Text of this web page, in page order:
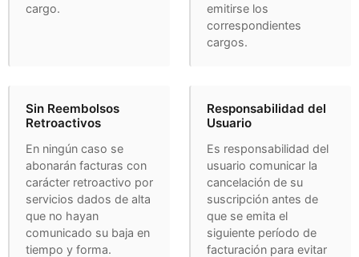
cargo.
emitirse los
correspondientes
cargos.
Sin Reembolsos
Retroactivos
En ningún caso se
abonarán facturas con
carácter retroactivo por
servicios dados de alta
que no hayan
comunicado su baja en
tiempo y forma.
Responsabilidad del
Usuario
Es responsabilidad del
usuario comunicar la
cancelación de su
suscripción antes de
que se emita el
siguiente período de
facturación para evitar